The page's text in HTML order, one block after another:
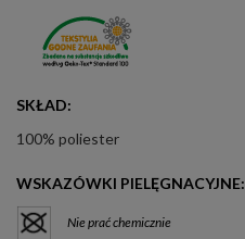
SKŁAD:
100% poliester
WSKAZÓWKI PIELĘGNACYJNE:
Nie prać chemicznie